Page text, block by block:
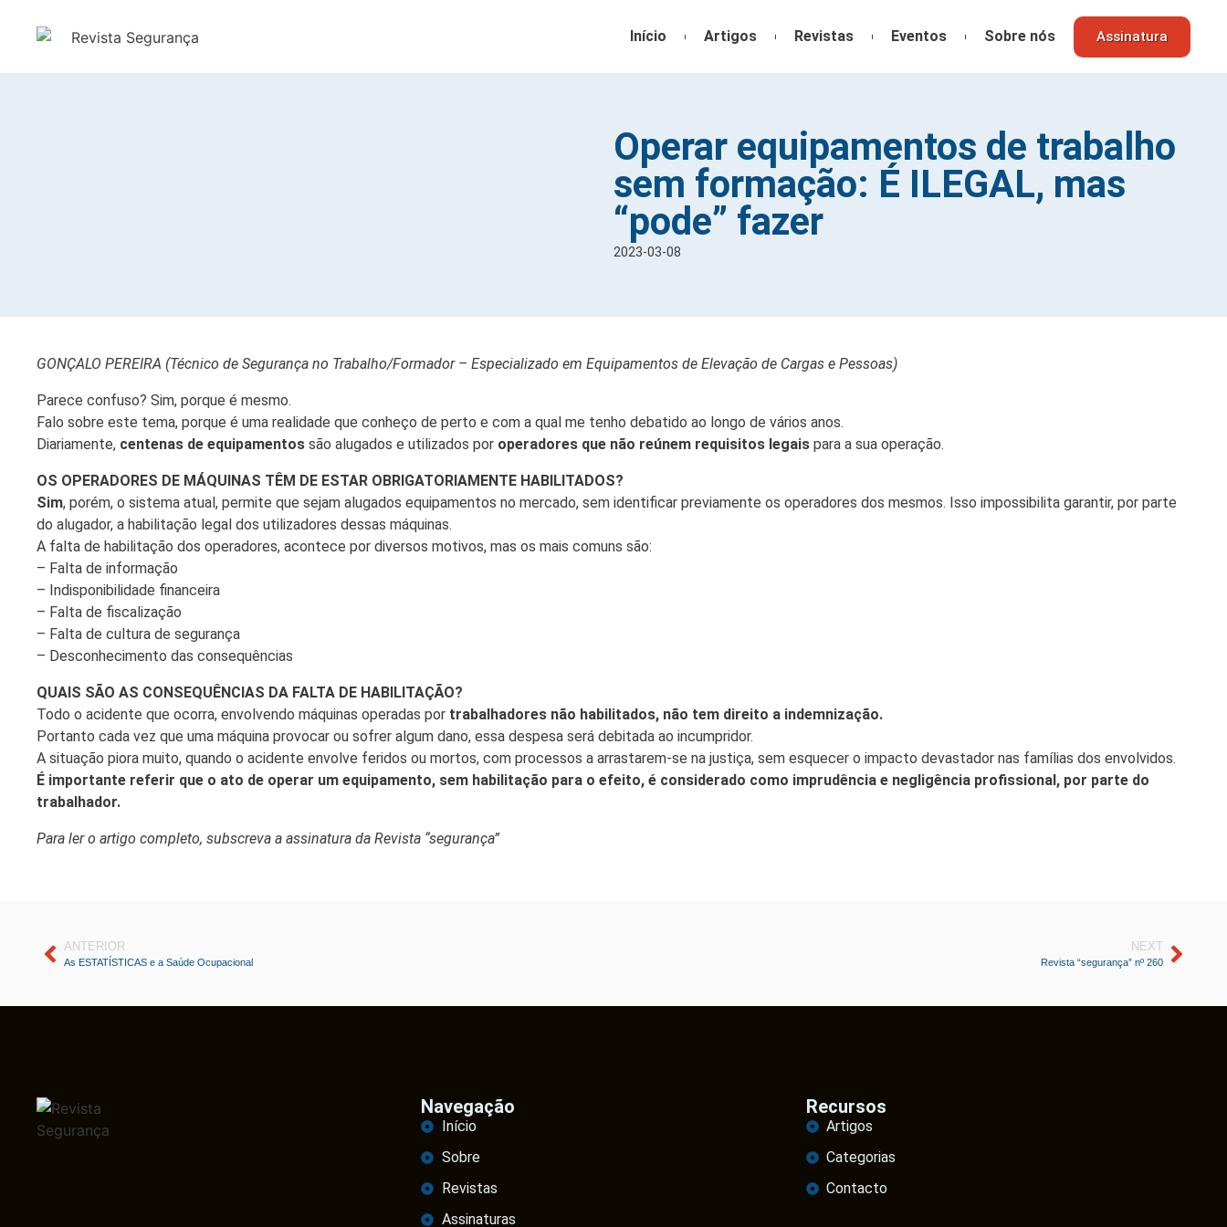
Início Artigos Revistas Eventos Sobre nós Assinatura
Operar equipamentos de trabalho
sem formação: É ILEGAL, mas
“pode” fazer
2023-03-08
GONÇALO PEREIRA (Técnico de Segurança no Trabalho/Formador – Especializado em Equipamentos de Elevação de Cargas e Pessoas)
Parece confuso? Sim, porque é mesmo.
Falo sobre este tema, porque é uma realidade que conheço de perto e com a qual me tenho debatido ao longo de vários anos.
Diariamente, centenas de equipamentos são alugados e utilizados por operadores que não reúnem requisitos legais para a sua operação.
OS OPERADORES DE MÁQUINAS TÊM DE ESTAR OBRIGATORIAMENTE HABILITADOS?
Sim, porém, o sistema atual, permite que sejam alugados equipamentos no mercado, sem identificar previamente os operadores dos mesmos. Isso impossibilita garantir, por parte
do alugador, a habilitação legal dos utilizadores dessas máquinas.
A falta de habilitação dos operadores, acontece por diversos motivos, mas os mais comuns são:
– Falta de informação
– Indisponibilidade financeira
– Falta de fiscalização
– Falta de cultura de segurança
– Desconhecimento das consequências
QUAIS SÃO AS CONSEQUÊNCIAS DA FALTA DE HABILITAÇÃO?
Todo o acidente que ocorra, envolvendo máquinas operadas por trabalhadores não habilitados, não tem direito a indemnização.
Portanto cada vez que uma máquina provocar ou sofrer algum dano, essa despesa será debitada ao incumpridor.
A situação piora muito, quando o acidente envolve feridos ou mortos, com processos a arrastarem-se na justiça, sem esquecer o impacto devastador nas famílias dos envolvidos.
É importante referir que o ato de operar um equipamento, sem habilitação para o efeito, é considerado como imprudência e negligência profissional, por parte do
trabalhador.
Para ler o artigo completo, subscreva a assinatura da Revista “segurança”
ANTERIOR
As ESTATÍSTICAS e a Saúde Ocupacional
NEXT
Revista “segurança” nº 260
Navegação
Início
Sobre
Revistas
Assinaturas
Recursos
Artigos
Categorias
Contacto